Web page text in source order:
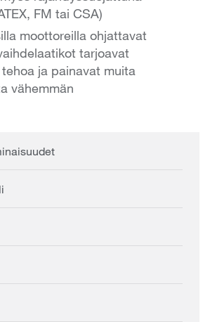
FM tai CSA)
moottoreilla ohjattavat
tarjoavat
ja painavat muita
vähemmän